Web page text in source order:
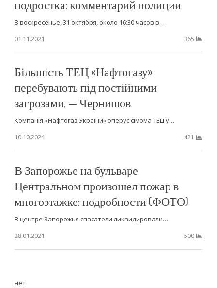
подростка: комментарий полиции
В воскресенье, 31 октября, около 16:30 часов в…
01.11.2021
365
Більшість ТЕЦ «Нафтогазу»
перебувають під постійними
загрозами, — Чернишов
Компанія «Нафтогаз України» оперує сімома ТЕЦ у…
10.10.2024
421
В Запорожье на бульваре
Центральном произошел пожар в
многоэтажке: подробности (ФОТО)
В центре Запорожья спасатели ликвидировали…
28.01.2021
500
нет